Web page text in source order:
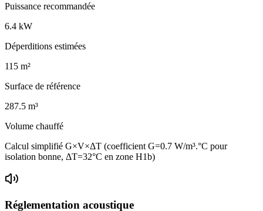
Puissance recommandée
6.4 kW
Déperditions estimées
115 m²
Surface de référence
287.5 m³
Volume chauffé
Calcul simplifié G×V×ΔT (coefficient G=0.7 W/m³.°C pour
isolation bonne, ΔT=32°C en zone H1b)
Réglementation acoustique